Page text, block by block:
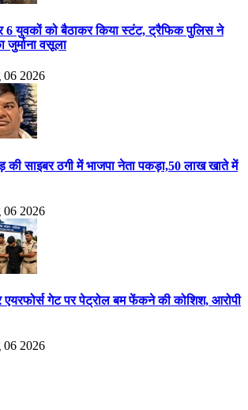
6 युवकों को बैठाकर किया स्टंट, ट्रैफिक पुलिस ने
जुर्माना वसूला
2026
की साइबर ठगी में भाजपा नेता पकड़ा,50 लाख खाते में
2026
एयरफोर्स गेट पर पेट्रोल बम फेंकने की कोशिश, आरोपी
2026